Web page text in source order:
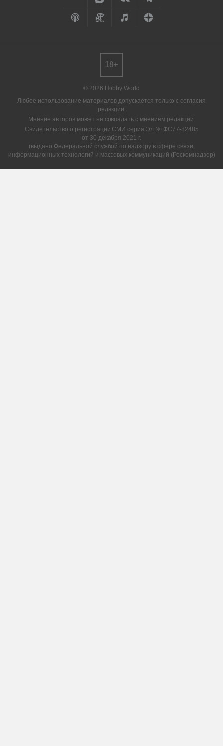
© 2026 Hobby World
Любое использование материалов допускается только с согласия
редакции.
Мнение авторов может не совпадать с мнением редакции.
Свидетельство о регистрации СМИ серия Эл № ФС77-82485
от 30 декабря 2021 г.
(выдано Федеральной службой по надзору в сфере связи,
информационных технологий и массовых коммуникаций (Роскомнадзор)
18+